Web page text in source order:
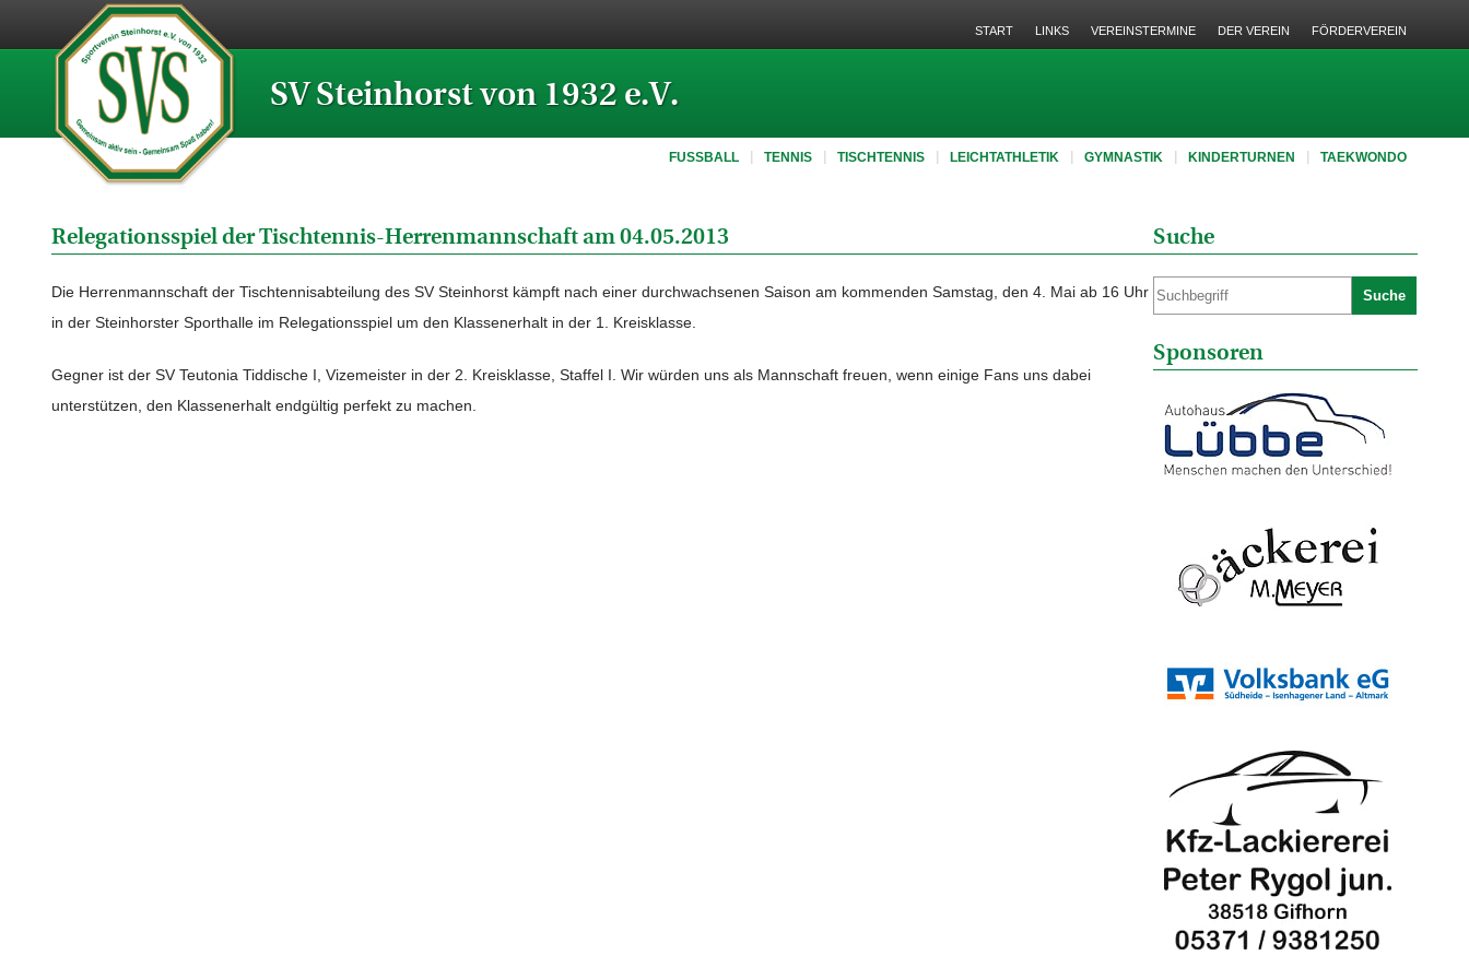
SV Steinhorst von 1932 e.V.
FUSSBALL TENNIS TISCHTENNIS LEICHTATHLETIK GYMNASTIK KINDERTURNEN TAEKWONDO
START LINKS VEREINSTERMINE DER VEREIN FÖRDERVEREIN
Relegationsspiel der Tischtennis-Herrenmannschaft am 04.05.2013
Die Herrenmannschaft der Tischtennisabteilung des SV Steinhorst kämpft nach einer durchwachsenen Saison am kommenden Samstag, den 4. Mai ab 16 Uhr
in der Steinhorster Sporthalle im Relegationsspiel um den Klassenerhalt in der 1. Kreisklasse.
Gegner ist der SV Teutonia Tiddische I, Vizemeister in der 2. Kreisklasse, Staffel I. Wir würden uns als Mannschaft freuen, wenn einige Fans uns dabei
unterstützen, den Klassenerhalt endgültig perfekt zu machen.
Suche
Suche
Sponsoren